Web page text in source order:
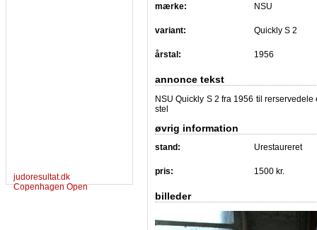
judoresultat.dk
Copenhagen Open
mærke: NSU
variant: Quickly S 2
årstal: 1956
annonce tekst
NSU Quickly S 2 fra 1956 til
stel
øvrig information
stand: Urestaureret
pris: 1500 kr.
billeder